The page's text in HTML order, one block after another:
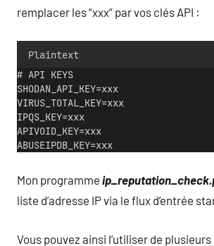
remplacer les “xxx” par vos clés API :
Plaintext
# API KEYS
SHODAN_API_KEY=xxx
VIRUS_TOTAL_KEY=xxx
IPQS_KEY=xxx
APIVOID_KEY=xxx
ABUSEIPDB_KEY=xxx
Mon programme
liste d’adresse IP via le flux d’entrée
Vous pouvez ainsi l’utiliser de